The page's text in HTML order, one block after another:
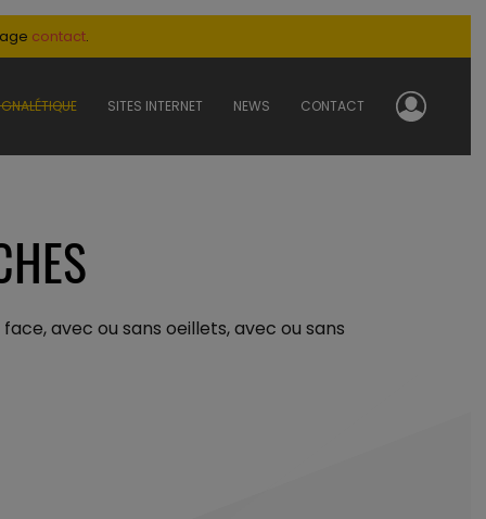
contact.
SITES INTERNET NEWS CONTACT
avec ou sans oeillets, avec ou sans